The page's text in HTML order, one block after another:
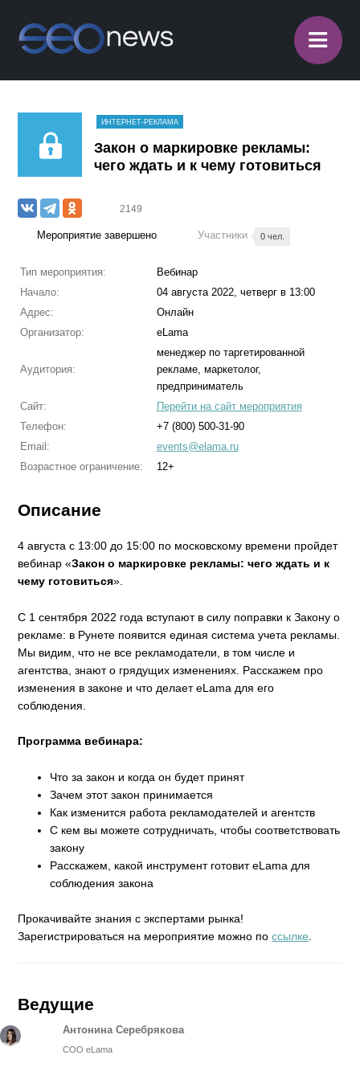
≡
ИНТЕРНЕТ-РЕКЛАМА
Закон о маркировке рекламы:
чего ждать и к чему готовиться
2149
Мероприятие завершено Участники 0 чел.
Тип мероприятия:
Вебинар
Начало:
04 августа 2022, четверг в 13:00
Адрес:
Онлайн
Организатор:
eLama
Аудитория:
менеджер по таргетированной
рекламе, маркетолог,
предприниматель
Сайт:
Перейти на сайт мероприятия
Телефон:
+7 (800) 500-31-90
Email:
events@elama.ru
Возрастное ограничение:
12+
Описание
4 августа с 13:00 до 15:00 по московскому времени пройдет
вебинар «Закон о маркировке рекламы: чего ждать и к
чему готовиться».
С 1 сентября 2022 года вступают в силу поправки к Закону о
рекламе: в Рунете появится единая система учета рекламы.
Мы видим, что не все рекламодатели, в том числе и
агентства, знают о грядущих изменениях. Расскажем про
изменения в законе и что делает eLama для его
соблюдения.
Программа вебинара:
Что за закон и когда он будет принят
Зачем этот закон принимается
Как изменится работа рекламодателей и агентств
С кем вы можете сотрудничать, чтобы соответствовать
закону
Расскажем, какой инструмент готовит eLama для
соблюдения закона
Прокачивайте знания с экспертами рынка!
Зарегистрироваться на мероприятие можно поссылке
Ведущие
Антонина Серебрякова
COO eLama